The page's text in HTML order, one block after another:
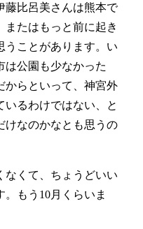
藤比呂美さんは熊本で
たはもっと前に起き
うことがあります。い
は公園も少なかった
からといって、神宮外
るわけではない、と
けなのかなとも思うの
なくて、ちょうどいい
もう10月くらいま